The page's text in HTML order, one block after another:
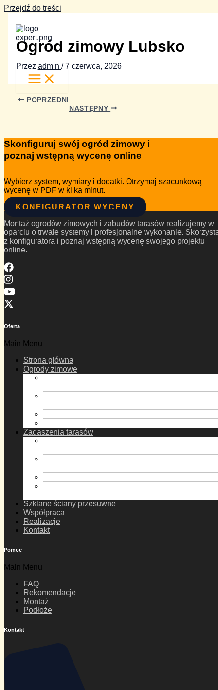
Przejdź do treści
Ogród zimowy Lubsko
Przez admin /7 czerwca, 2026
POPRZEDNI
NASTĘPNY
Skonfiguruj swój ogród zimowy i
poznaj wstępną wycenę online
Wybierz system, wymiary i dodatki. Otrzymaj szacunkową
wycenę w PDF w kilka minut.
KONFIGURATOR WYCENY
Montaż ogrodów zimowych i zabudów tarasów realizujemy w
oparciu o trwałe systemy i profesjonalne wykonanie.
z konfiguratora i poznaj wstępną wycenę swojego projektu
online.
Oferta
Main Menu
Strona główna
Ogrody zimowe
Zadaszenia tarasów
Szklane ściany przesuwne
Współpraca
Realizacje
Kontakt
Pomoc
Main Menu
FAQ
Rekomendacje
Montaż
Podłoże
Kontakt